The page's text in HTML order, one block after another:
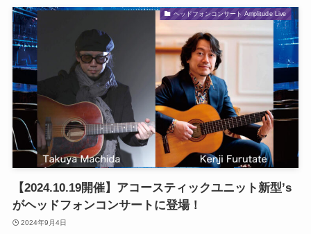
ヘッドフォンコンサート Amplitude Live
【2024.10.19開催】アコースティックユニット新型’s
がヘッドフォンコンサートに登場！
2024年9月4日